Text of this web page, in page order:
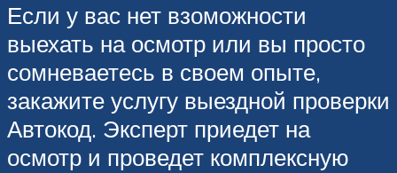
Если у вас нет взоможности
выехать на осмотр или вы просто
сомневаетесь в своем опыте,
закажите услугу выездной проверки
Автокод. Эксперт приедет на
осмотр и проведет комплексную